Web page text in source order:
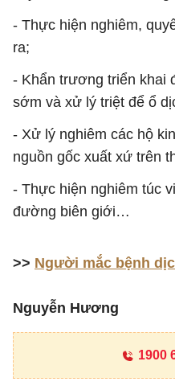
- Thực hiện nghiêm,
ra;
- Khẩn trương triển khai
sớm và xử lý triệt để ổ
- Xử lý nghiêm các hộ
nguồn gốc xuất xứ trên
- Thực hiện nghiêm túc
đường biên giới…
>> Người mắc bệnh
Nguyễn Hương
1900